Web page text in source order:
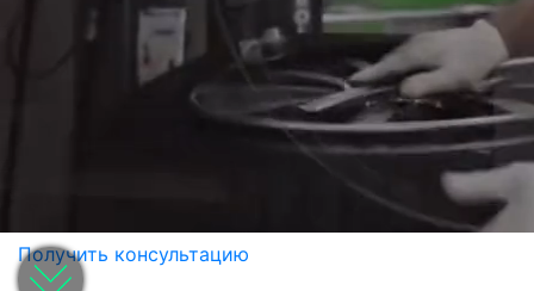
Получить консультацию